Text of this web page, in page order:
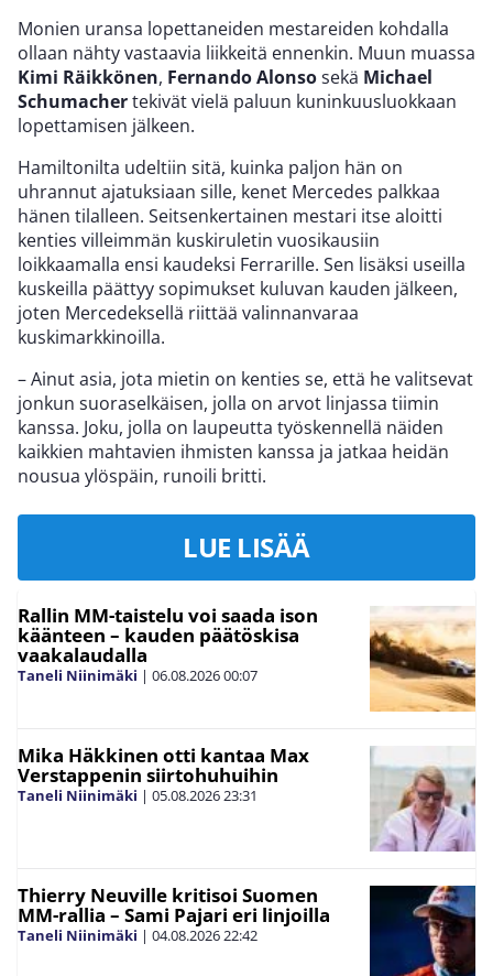
Monien uransa lopettaneiden mestareiden kohdalla
ollaan nähty vastaavia liikkeitä ennenkin. Muun muassa
Kimi Räikkönen, Fernando Alonsosekä Michael
Schumachertekivät vielä paluun kuninkuusluokkaan
lopettamisen jälkeen.
Hamiltonilta udeltiin sitä, kuinka paljon hän on
uhrannut ajatuksiaan sille, kenet Mercedes palkkaa
hänen tilalleen. Seitsenkertainen mestari itse aloitti
kenties villeimmän kuskiruletin vuosikausiin
loikkaamalla ensi kaudeksi Ferrarille. Sen lisäksi useilla
kuskeilla päättyy sopimukset kuluvan kauden jälkeen,
joten Mercedeksellä riittää valinnanvaraa
kuskimarkkinoilla.
– Ainut asia, jota mietin on kenties se, että he valitsevat
jonkun suoraselkäisen, jolla on arvot linjassa tiimin
kanssa. Joku, jolla on laupeutta työskennellä näiden
kaikkien mahtavien ihmisten kanssa ja jatkaa heidän
nousua ylöspäin, runoili britti.
LUE LISÄÄ
Rallin MM-taistelu voi saada ison
käänteen – kauden päätöskisa
vaakalaudalla
Taneli Niinimäki | 06.08.202600:07
Mika Häkkinen otti kantaa Max
Verstappenin siirtohuhuihin
Taneli Niinimäki | 05.08.202623:31
Thierry Neuville kritisoi Suomen
MM-rallia – Sami Pajari eri linjoilla
Taneli Niinimäki | 04.08.202622:42